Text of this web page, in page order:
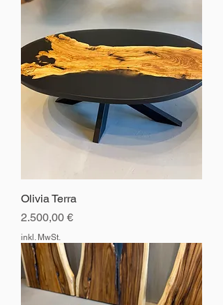
Olivia Terra
Preis
2.500,00 €
inkl. MwSt.